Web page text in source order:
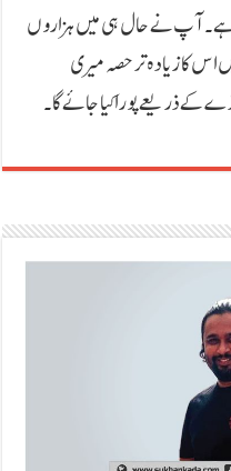
ہے۔ آپ نے حال ہی میں ہزاروں
اس کا زیادہ تر حصہ میری
کے ذریعے پورا کیا جائے گا۔